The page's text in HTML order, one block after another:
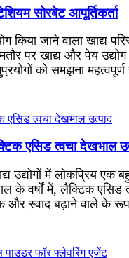
सोरबेट आपूर्तिकर्ता
किया जाने वाला खाद्य
पर खाद्य और पेय उद्योग
को समझना महत्वपूर्ण
एसिड त्वचा देखभाल
में लोकप्रिय एक
हाल के वर्षों में, लैक्टिक
स्वाद बढ़ाने वाले के